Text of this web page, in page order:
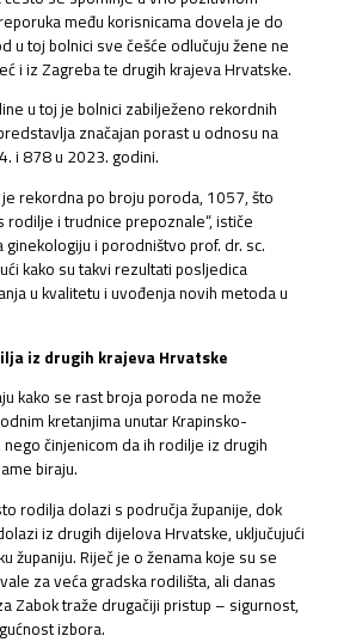
među korisnicama dovela je do
u toj bolnici sve češće odlučuju žene ne
i iz Zagreba te drugih krajeva Hrvatske.
u toj je bolnici zabilježeno rekordnih
značajan porast u odnosu na
i 878 u 2023. godini.
je rekordna po broju poroda, 1057, što
rodilje i trudnice prepoznale“, ističe
ginekologiju i porodništvo prof. dr. sc.
kako su takvi rezultati posljedica
u kvalitetu i uvođenja novih metoda u
iz drugih krajeva Hrvatske
kako se rast broja poroda ne može
kretanjima unutar Krapinsko-
činjenicom da ih rodilje iz drugih
biraju.
rodilja dolazi s područja županije, dok
iz drugih dijelova Hrvatske, uključujući
županiju. Riječ je o ženama koje su se
za veća gradska rodilišta, ali danas
Zabok traže drugačiji pristup – sigurnost,
izbora.